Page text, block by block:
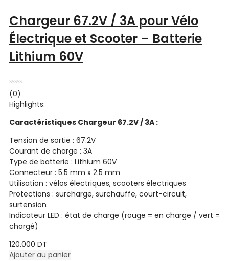
Chargeur 67.2V / 3A pour Vélo
Électrique et Scooter – Batterie
Lithium 60V
Note
0
sur
(0)
Highlights:
Caractéristiques Chargeur 67.2V / 3A :
Tension de sortie : 67.2V
Courant de charge : 3A
Type de batterie : Lithium 60V
Connecteur : 5.5 mm x 2.5 mm
Utilisation : vélos électriques, scooters électriques
Protections : surcharge, surchauffe, court-circuit,
surtension
Indicateur LED : état de charge (rouge = en charge / vert =
chargé)
120.000 DT
Ajouter au panier